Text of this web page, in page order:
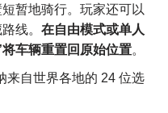
暂地骑行。玩家还可以
线。 在自由模式或单人
车辆重置回原始位置。
来自世界各地的 24 位选